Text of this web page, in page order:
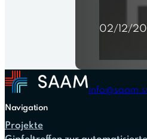
02/12/
Navigation
Projekte